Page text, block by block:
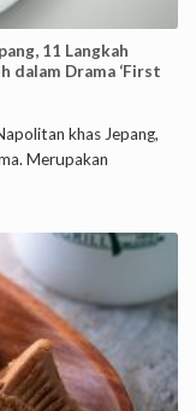
11 Langkah
dalam Drama ‘First
khas Jepang,
Merupakan